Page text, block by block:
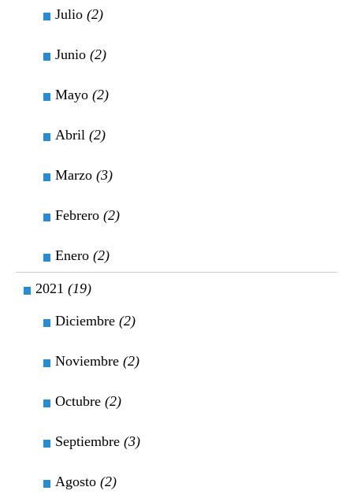
Julio (2)
Junio (2)
Mayo (2)
Abril (2)
Marzo (3)
Febrero (2)
Enero (2)
2021 (19)
Diciembre (2)
Noviembre (2)
Octubre (2)
Septiembre (3)
Agosto (2)